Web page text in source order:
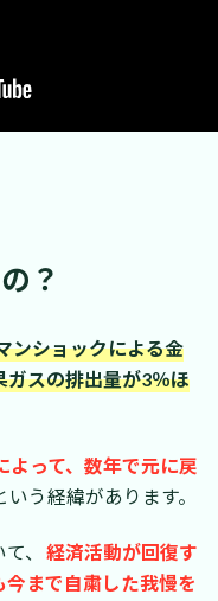
？
ンショックによる金
ガスの排出量が3％ほ
よって、数年で元に戻
いう経緯があります。
、
経済活動が回復す
まで自粛した我慢を